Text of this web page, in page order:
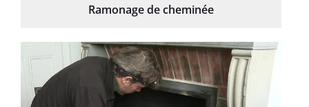
Ramonage de cheminée